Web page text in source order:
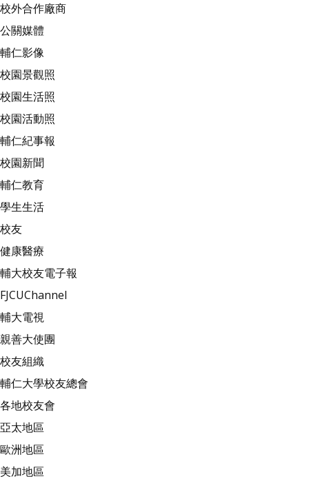
校外合作廠商
公關媒體
輔仁影像
校園景觀照
校園生活照
校園活動照
輔仁紀事報
校園新聞
輔仁教育
學生生活
校友
健康醫療
輔大校友電子報
FJCUChannel
輔大電視
親善大使團
校友組織
輔仁大學校友總會
各地校友會
亞太地區
歐洲地區
美加地區